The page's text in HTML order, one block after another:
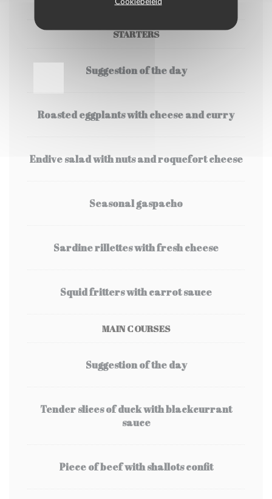
31,00 EUR
STARTERS
Suggestion of the day
Roasted eggplants with cheese and curry
Endive salad with nuts and roquefort cheese
Seasonal gaspacho
Sardine rillettes with fresh cheese
Squid fritters with carrot sauce
MAIN COURSES
Suggestion of the day
Tender slices of duck with blackcurrant
sauce
Piece of beef with shallots confit